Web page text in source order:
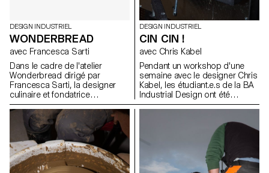
DESIGN INDUSTRIEL
WONDERBREAD
avec Francesca Sarti
Dans le cadre de l'atelier
Wonderbread dirigé par
Francesca Sarti, la designer
culinaire et fondatrice
d'Arabeschi di Latte, les
étudiants BA design industriel
ont exploré l'histoire, les
traditions, les rituels et les
recettes liés au pain, afin
d'imaginer de nouveaux pains
uniques.
DESIGN INDUSTRIEL
CIN CIN !
avec Chris Kabel
Pendant un workshop d'une
semaine avec le designer Chris
Kabel, les étudiant.e.s de la BA
Industrial Design ont été
invité.e.s à concevoir un verre
qu'il s'agisse d'un cocktail,
d'une bière fraîche, d'un
Negroni traditionnel ou
simplement d'un verre à eau
pour étancher leur soif. Les